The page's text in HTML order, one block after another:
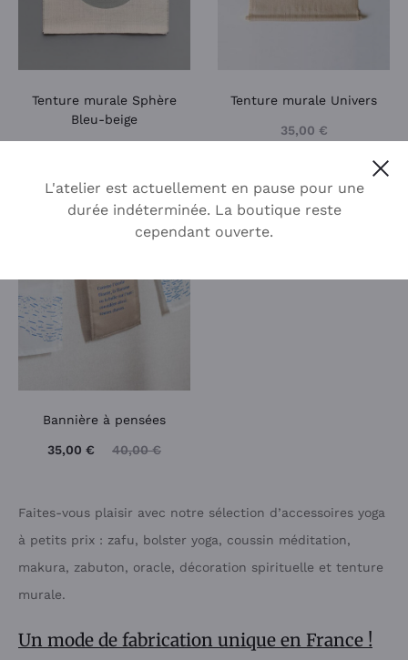
Tenture murale Sphère
Bleu-beige
Tenture murale Univers
35,00 €
PROMOTION
Bannière à pensées
40,00€
35,00 €
Faites-vous plaisir avec notre sélection d’accessoires yoga
à petits prix : zafu, bolster yoga, coussin méditation,
makura, zabuton, oracle, décoration spirituelle et tenture
murale.
Un mode de fabrication unique en France !
L'atelier est actuellement en pause pour une
durée indéterminée. La boutique reste
cependant ouverte.